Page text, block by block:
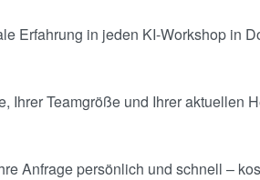
Erfahrung in jeden KI-Workshop in
Ihrer Teamgröße und Ihrer aktuellen
Anfrage persönlich und schnell –